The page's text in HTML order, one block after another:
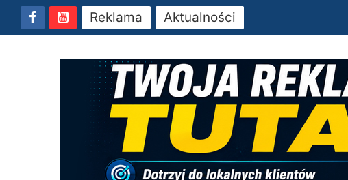
Reklama Aktualności